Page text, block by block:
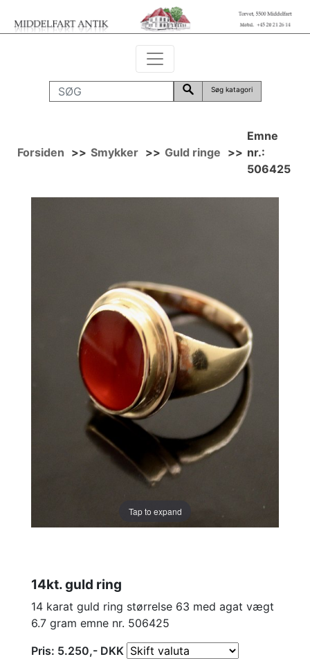
Søg katagori
Forsiden >> Smykker >> Guld ringe >>
Emne
nr.:
506425
Tap to expand
14kt. guld ring
14 karat guld ring størrelse 63 med agat vægt
6.7 gram emne nr. 506425
Pris: 5.250,- DKK